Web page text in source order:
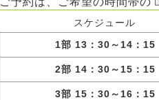
スケジュール
1部 13：30～14：15
2部 14：30～15：15
3部 15：30～16：15